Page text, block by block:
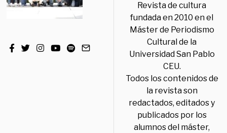
Revista de cultura
fundada en 2010 en el
Máster de Periodismo
Cultural de la
Universidad San Pablo
CEU.
Todos los contenidos de
la revista son
redactados, editados y
publicados por los
alumnos del máster,